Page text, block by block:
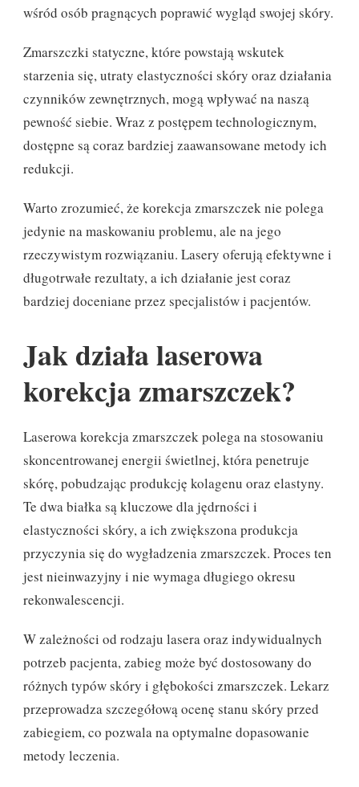
wśród osób pragnących poprawić wygląd swojej skóry.
Zmarszczki statyczne, które powstają wskutek
starzenia się, utraty elastyczności skóry oraz działania
czynników zewnętrznych, mogą wpływać na naszą
pewność siebie. Wraz z postępem technologicznym,
dostępne są coraz bardziej zaawansowane metody ich
redukcji.
Warto zrozumieć, że korekcja zmarszczek nie polega
jedynie na maskowaniu problemu, ale na jego
rzeczywistym rozwiązaniu. Lasery oferują efektywne i
długotrwałe rezultaty, a ich działanie jest coraz
bardziej doceniane przez specjalistów i pacjentów.
Jak działa laserowa
korekcja zmarszczek?
Laserowa korekcja zmarszczek polega na stosowaniu
skoncentrowanej energii świetlnej, która penetruje
skórę, pobudzając produkcję kolagenu oraz elastyny.
Te dwa białka są kluczowe dla jędrności i
elastyczności skóry, a ich zwiększona produkcja
przyczynia się do wygładzenia zmarszczek. Proces ten
jest nieinwazyjny i nie wymaga długiego okresu
rekonwalescencji.
W zależności od rodzaju lasera oraz indywidualnych
potrzeb pacjenta, zabieg może być dostosowany do
różnych typów skóry i głębokości zmarszczek. Lekarz
przeprowadza szczegółową ocenę stanu skóry przed
zabiegiem, co pozwala na optymalne dopasowanie
metody leczenia.